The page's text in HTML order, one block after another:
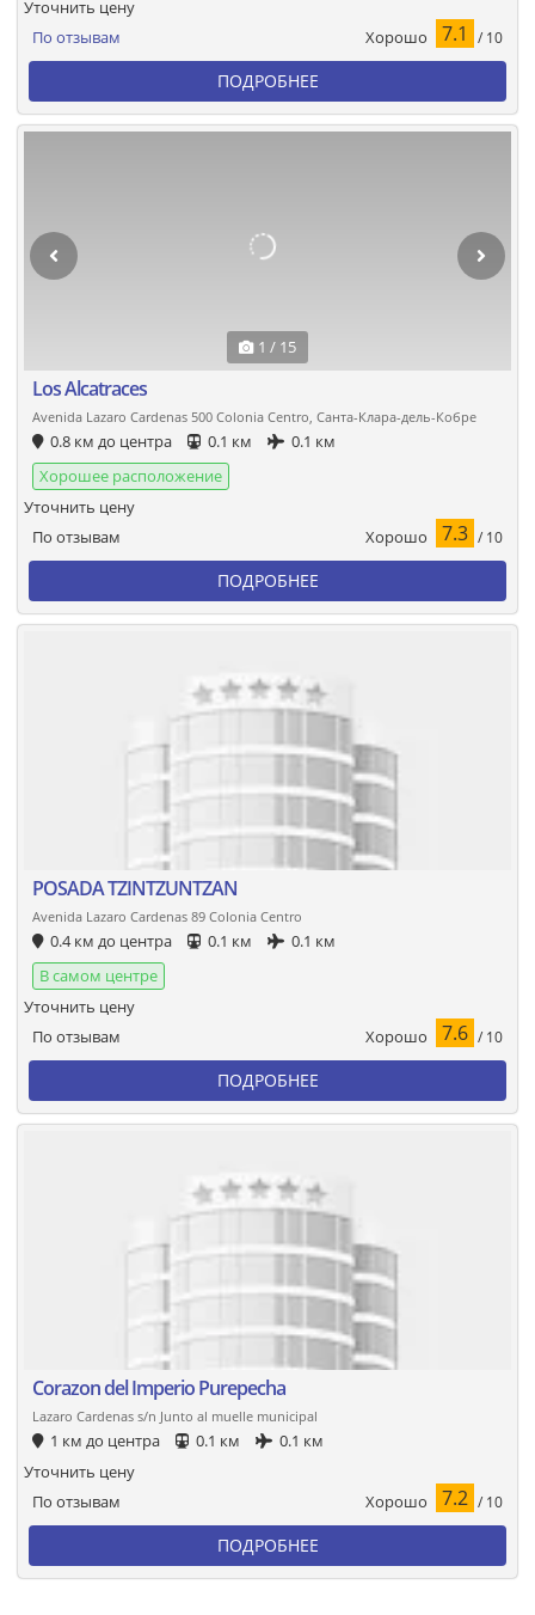
По отзывам Хорошо 7.1 / 10
Уточнить цену
ПОДРОБНЕЕ
1 / 15
Los Alcatraces
Avenida Lazaro Cardenas 500 Colonia Centro, Санта-Клара-дель-Кобре
0.8 км до центра 0.1 км
0.1 км
Хорошее расположение
По отзывам Хорошо 7.3 / 10
Уточнить цену
ПОДРОБНЕЕ
POSADA TZINTZUNTZAN
Avenida Lazaro Cardenas 89 Colonia Centro
0.4 км до центра 0.1 км
0.1 км
В самом центре
По отзывам Хорошо 7.6 / 10
Уточнить цену
ПОДРОБНЕЕ
Corazon del Imperio Purepecha
Lazaro Cardenas s/n Junto al muelle municipal
1 км до центра 0.1 км 0.1 км
По отзывам Хорошо 7.2 / 10
Уточнить цену
ПОДРОБНЕЕ